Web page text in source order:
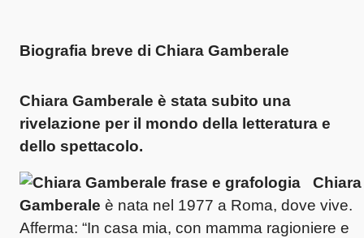
Biografia breve di Chiara Gamberale
Chiara Gamberale è stata subito una
rivelazione per il mondo della letteratura e
dello spettacolo.
Chiara
Gamberale è nata nel 1977 a Roma, dove vive.
Afferma: “In casa mia, con mamma ragioniere e